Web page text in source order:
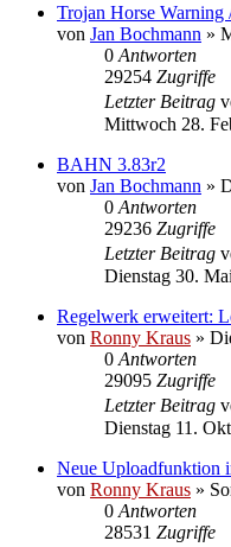
Trojan Horse Warning
von Jan Bochmann »
0 Antworten
29254 Zugriffe
Letzter Beitrag
Mittwoch 28.
BAHN 3.83r2
von Jan Bochmann »
0 Antworten
29236 Zugriffe
Letzter Beitrag
Dienstag 30.
Regelwerk erweitert:
von Ronny Kraus »
0 Antworten
29095 Zugriffe
Letzter Beitrag
Dienstag 11.
Neue Uploadfunktion
von Ronny Kraus »
0 Antworten
28531 Zugriffe